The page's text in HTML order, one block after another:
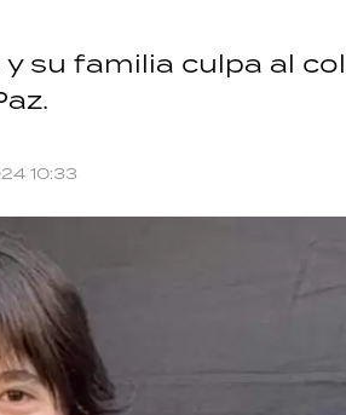
su familia culpa al
10:33